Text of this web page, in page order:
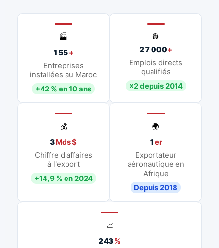
🏭
155+
Entreprises
installées au Maroc
+42 % en 10 ans
👷
27 000+
Emplois directs
qualifiés
×2 depuis 2014
💰
3Mds $
Chiffre d'affaires
à l'export
+14,9 % en 2024
🌍
1 er
Exportateur
aéronautique en
Afrique
Depuis 2018
📈
243%